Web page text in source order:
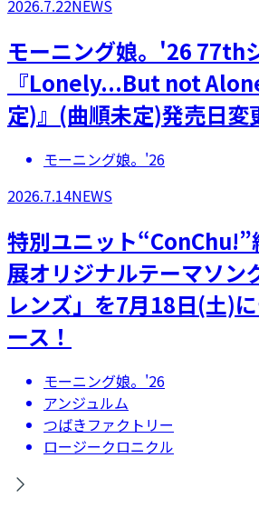
2026.7.22NEWS
モーニング娘。'26 77th
『Lonely...But not
定)』(曲順未定)発売日変
モーニング娘。'26
2026.7.14NEWS
特別ユニット“ConChu!”
展オリジナルテーマソン
レンズ」を7月18日(土)
ース！
モーニング娘。'26
アンジュルム
つばきファクトリー
ロージークロニクル